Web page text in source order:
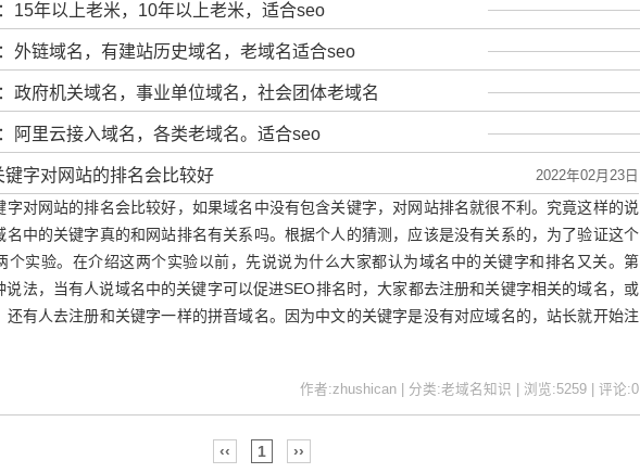
15年以上老米，10年以上老米，适合seo
外链域名，有建站历史域名，老域名适合seo
政府机关域名，事业单位域名，社会团体老域名
阿里云接入域名，各类老域名。适合seo
2022年02月23日
字对网站的排名会比较好
字对网站的排名会比较好，如果域名中没有包含关键字，对网站排名就很不利。究竟这样的说
名中的关键字真的和网站排名有关系吗。根据个人的猜测，应该是没有关系的，为了验证这个
个实验。在介绍这两个实验以前，先说说为什么大家都认为域名中的关键字和排名又关。第
说法，当有人说域名中的关键字可以促进SEO排名时，大家都去注册和关键字相关的域名，或
还有人去注册和关键字一样的拼音域名。因为中文的关键字是没有对应域名的，站长就开始注
作者:zhushican | 分类:老域名知识 | 浏览:5259 | 评论:0
‹‹ 1 ››